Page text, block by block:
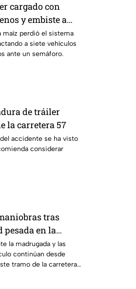
cargado con
y embiste a
maíz perdió el sistema
a siete vehículos
ante un semáforo.
de tráiler
la carretera 57
accidente se ha visto
considerar
tras
pesada en la
la madrugada y las
continúan desde
tramo de la carretera